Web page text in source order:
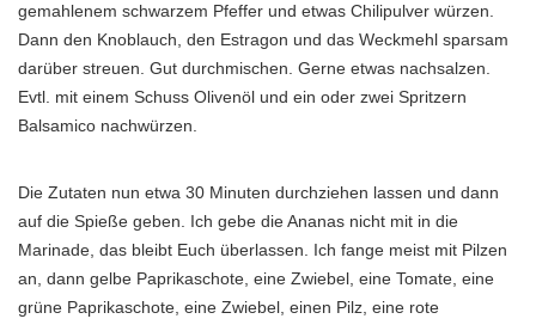
gemahlenem schwarzem Pfeffer und etwas Chilipulver würzen.
Dann den Knoblauch, den Estragon und das Weckmehl sparsam
darüber streuen. Gut durchmischen. Gerne etwas nachsalzen.
Evtl. mit einem Schuss Olivenöl und ein oder zwei Spritzern
Balsamico nachwürzen.
Die Zutaten nun etwa 30 Minuten durchziehen lassen und dann
auf die Spieße geben. Ich gebe die Ananas nicht mit in die
Marinade, das bleibt Euch überlassen. Ich fange meist mit Pilzen
an, dann gelbe Paprikaschote, eine Zwiebel, eine Tomate, eine
grüne Paprikaschote, eine Zwiebel, einen Pilz, eine rote